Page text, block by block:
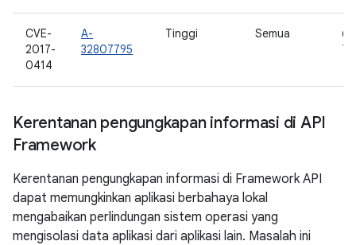
CVE-
2017-
0414
A-
32807795
Tinggi Semua
Kerentanan pengungkapan informasi di API
Framework
Kerentanan pengungkapan informasi di Framework API
dapat memungkinkan aplikasi berbahaya lokal
mengabaikan perlindungan sistem operasi yang
mengisolasi data aplikasi dari aplikasi lain. Masalah ini